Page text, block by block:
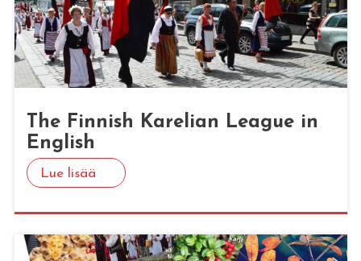
The Fin­nish Ka­re­lian Lea­gue in
English
Lue lisää